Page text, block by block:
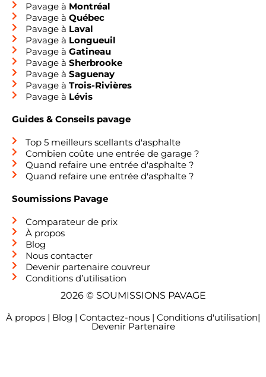
Pavage à Montréal
Pavage à Québec
Pavage à Laval
Pavage à Longueuil
Pavage à Gatineau
Pavage à Sherbrooke
Pavage à Saguenay
Pavage à Trois-Rivières
Pavage à Lévis
Guides & Conseils pavage
Top 5 meilleurs scellants d'asphalte
Combien coûte une entrée de garage ?
Quand refaire une entrée d'asphalte ?
Quand refaire une entrée d'asphalte ?
Soumissions Pavage
Comparateur de prix
À propos
Blog
Nous contacter
Devenir partenaire couvreur
Conditions d’utilisation
2026 © SOUMISSIONS PAVAGE
À propos | Blog | Contactez-nous | Conditions d'utilisation|
Devenir Partenaire